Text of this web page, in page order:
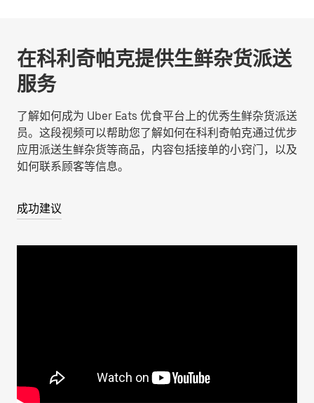
在科利奇帕克提供生鲜杂货派送
服务
了解如何成为 Uber Eats 优食平台上的优秀生鲜杂货派送
员。这段视频可以帮助您了解如何在科利奇帕克通过优步
应用派送生鲜杂货等商品，内容包括接单的小窍门，以及
如何联系顾客等信息。
成功建议